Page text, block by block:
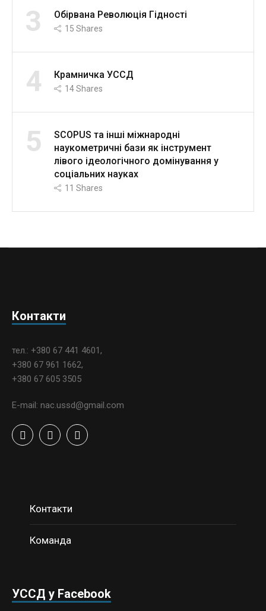
3 Обірвана Революція Гідності
15 Shares
4 Крамничка УССД
14Shares
5
SCOPUS та інші міжнародні
наукометричні бази як інструмент
лівого ідеологічного домінування у
соціальних науках
11 Shares
Контакти
тел.: +380 67 441 4601,
+380 67 961 1662,
+380 67 605 3505
E-mail: nac.ussd@gmail.com
Контакти
Команда
УССД у Facebook